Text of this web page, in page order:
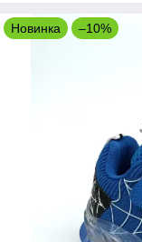
Новинка –10%